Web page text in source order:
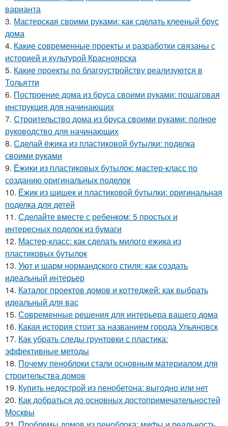
варианта
3. Мастерская своими руками: как сделать клееный брус
дома
4. Какие современные проекты и разработки связаны с
историей и культурой Красноярска
5. Какие проекты по благоустройству реализуются в
Тольятти
6. Построение дома из бруса своими руками: пошаговая
инструкция для начинающих
7. Строительство дома из бруса своими руками: полное
руководство для начинающих
8. Сделай ёжика из пластиковой бутылки: поделка
своими руками
9. Ёжики из пластиковых бутылок: мастер-класс по
созданию оригинальных поделок
10. Ёжик из шишек и пластиковой бутылки: оригинальная
поделка для детей
11. Сделайте вместе с ребенком: 5 простых и
интересных поделок из бумаги
12. Мастер-класс: как сделать милого ежика из
пластиковых бутылок
13. Уют и шарм нормандского стиля: как создать
идеальный интерьер
14. Каталог проектов домов и коттеджей: как выбрать
идеальный для вас
15. Современные решения для интерьера вашего дома
16. Какая история стоит за названием города Ульяновск
17. Как убрать следы грунтовки с пластика:
эффективные методы
18. Почему пеноблоки стали основным материалом для
строительства домов
19. Купить недострой из пенобетона: выгодно или нет
20. Как добраться до основных достопримечательностей
Москвы